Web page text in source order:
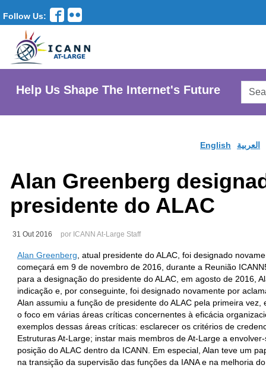
Follow Us:
Help Us Shape The Internet's Future
English العربية
Alan Greenberg
presidente do ALAC
31 Out 2016 por ICANN At-Large Staff
Alan Greenberg , atual presidente do ALAC, foi designado
começará em 9 de novembro de 2016, durante a Reunião
para a designação do presidente do ALAC, em agosto de 2016,
indicação e, por conseguinte, foi designado novamente por
Alan assumiu a função de presidente do ALAC pela primeira
o foco em várias áreas críticas concernentes à eficácia
exemplos dessas áreas críticas: esclarecer os critérios de
Estruturas At-Large; instar mais membros de At-Large a
posição do ALAC dentro da ICANN. Em especial, Alan teve um
na transição da supervisão das funções da IANA e na melhoria